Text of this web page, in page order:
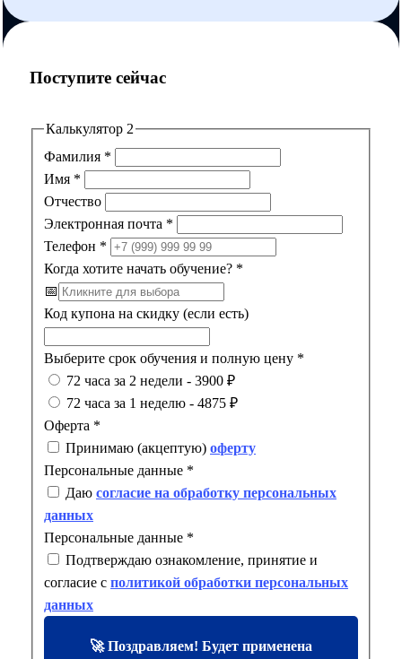
Поступите сейчас
Калькулятор 2
Фамилия *
Имя *
Отчество
Электронная почта *
Телефон *
Когда хотите начать обучение? *
📅
Код купона на скидку (если есть)
Выберите срок обучения и полную цену *
72 часа за 2 недели - 3900 ₽
72 часа за 1 неделю - 4875 ₽
Оферта *
Принимаю (акцептую) оферту
Персональные данные *
Даю согласие на обработку персональных
данных
Персональные данные *
Подтверждаю ознакомление, принятие и
согласие с политикой обработки персональных
данных
🚀 Поздравляем! Будет применена